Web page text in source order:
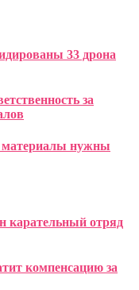
33 дрона
за
материалы нужны
карательный отряд
компенсацию за